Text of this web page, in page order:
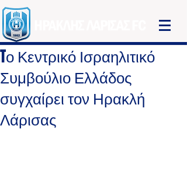
Tο Κεντρικό Ισραηλιτικό
Συμβούλιο Ελλάδος
συγχαίρει τον Ηρακλή
Λάρισας